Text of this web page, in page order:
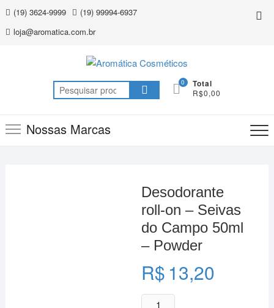
Skip
content
(19) 3624-9999
(19) 99994-6937
loja@aromatica.com.br
Pesquisar
por:
0 Total
R$0,00
Nossas Marcas
Desodorante
roll-on – Seivas
do Campo 50ml
– Powder
R$ 13,20
Desodorante